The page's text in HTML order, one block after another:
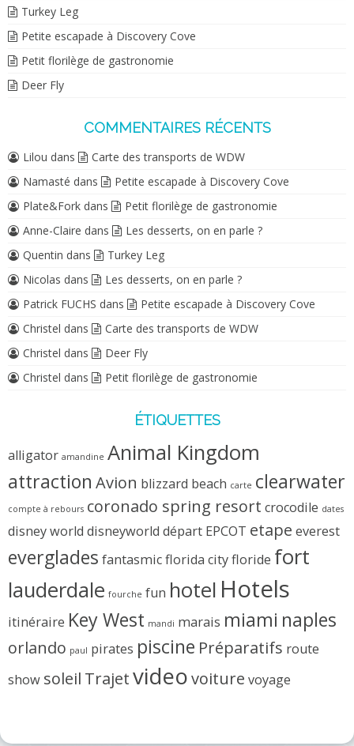
Turkey Leg
Petite escapade à Discovery Cove
Petit florilège de gastronomie
Deer Fly
COMMENTAIRES RÉCENTS
Lilou dans
Carte des transports de WDW
Namasté dans
Petite escapade à Discovery Cove
Plate&Fork dans
Petit florilège de gastronomie
Anne-Claire dans
Les desserts, on en parle ?
Quentin dans
Turkey Leg
Nicolas dans
Les desserts, on en parle ?
Patrick FUCHS dans
Petite escapade à Discovery Cove
Christel dans
Carte des transports de WDW
Christel dans
Deer Fly
Christel dans Petit florilège de gastronomie
ÉTIQUETTES
alligator amandine Animal Kingdom
attraction Avion blizzard beach carte clearwater
compte à rebours coronado spring resort crocodile dates
disney world disneyworld départ EPCOT etape everest
everglades fantasmicflorida cityfloride fort
lauderdale fourche fun hotel Hotels
itinéraire Key West mandi marais miami naples
orlando paul pirates piscine Préparatifs route
show soleil Trajetvideovoiture voyage